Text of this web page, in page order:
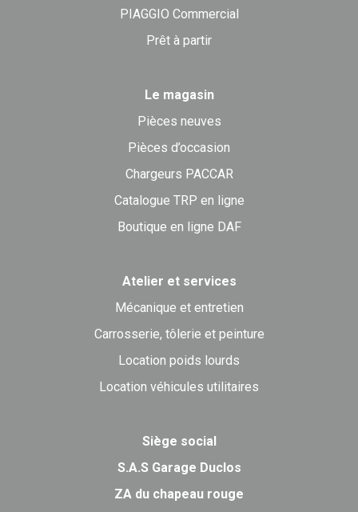
PIAGGIO Commercial
Prêt à partir
Le magasin
Pièces neuves
Pièces d’occasion
Chargeurs PACCAR
Catalogue TRP en ligne
Boutique en ligne DAF
Atelier et services
Mécanique et entretien
Carrosserie, tôlerie et peinture
Location poids lourds
Location véhicules utilitaires
Siège social
S.A.S Garage Duclos
ZA du chapeau rouge